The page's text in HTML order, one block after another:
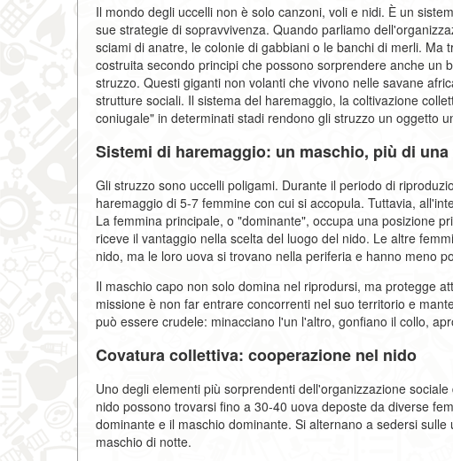
Il mondo degli uccelli non è solo canzoni, voli e nidi. È un
sue strategie di sopravvivenza. Quando parliamo
sciami di anatre, le colonie di gabbiani o le banchi di merli. Ma
costruita secondo principi che possono sorprendere anche un
struzzo. Questi giganti non volanti che vivono nelle savane
strutture sociali. Il sistema del haremaggio, la coltivazione
coniugale" in determinati stadi rendono gli struzzo un oggetto
Sistemi di haremaggio: un maschio, più di
Gli struzzo sono uccelli poligami. Durante il periodo di
haremaggio di 5-7 femmine con cui si accopula. Tuttavia,
La femmina principale, o "dominante", occupa una posizione
riceve il vantaggio nella scelta del luogo del nido. Le altre
nido, ma le loro uova si trovano nella periferia e hanno meno
Il maschio capo non solo domina nel riprodursi, ma protegge
missione è non far entrare concorrenti nel suo territorio e
può essere crudele: minacciano l'un l'altro, gonfiano il collo,
Covatura collettiva: cooperazione nel nido
Uno degli elementi più sorprendenti dell'organizzazione
nido possono trovarsi fino a 30-40 uova deposte da diverse
dominante e il maschio dominante. Si alternano a sedersi
maschio di notte.